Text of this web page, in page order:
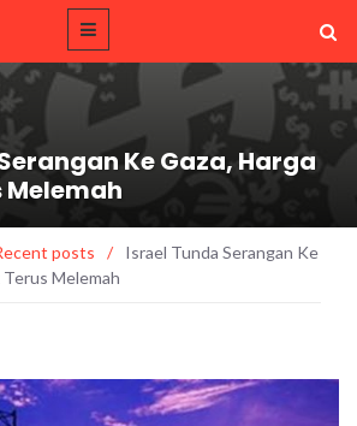
Ke Gaza, Harga
Melemah
posts /
Israel Tunda Serangan Ke
Terus Melemah